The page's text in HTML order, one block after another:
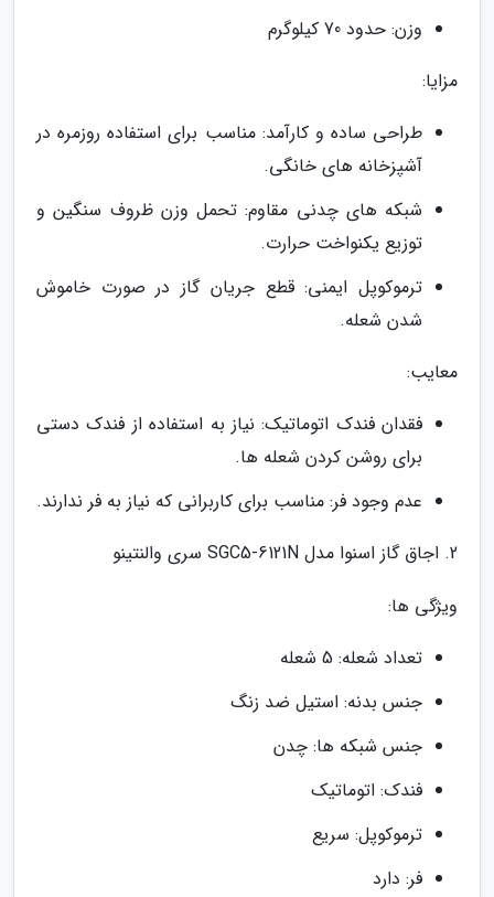
وزن: حدود 70 کیلوگرم
مزایا:
طراحی ساده و کارآمد: مناسب برای استفاده روزمره در
آشپزخانه های خانگی.
شبکه های چدنی مقاوم: تحمل وزن ظروف سنگین و
توزیع یکنواخت حرارت.
ترموکوپل ایمنی: قطع جریان گاز در صورت خاموش
شدن شعله.
معایب:
فقدان فندک اتوماتیک: نیاز به استفاده از فندک دستی
برای روشن کردن شعله ها.
عدم وجود فر: مناسب برای کاربرانی که نیاز به فر ندارند.
2. اجاق گاز اسنوا مدل SGC5-6121N سری والنتینو
ویژگی ها:
تعداد شعله: 5 شعله
جنس بدنه: استیل ضد زنگ
جنس شبکه ها: چدن
فندک: اتوماتیک
ترموکوپل: سریع
فر: دارد